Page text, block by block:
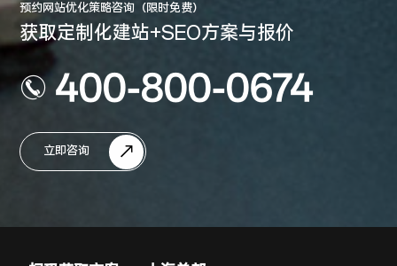
预约网站优化策略咨询（限时免费）
获取定制化建站+SEO方案与报价
400-800-0674
立即咨询